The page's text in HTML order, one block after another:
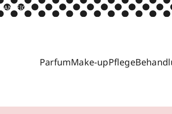
ANZEIGE
ParfumMake-upPflege